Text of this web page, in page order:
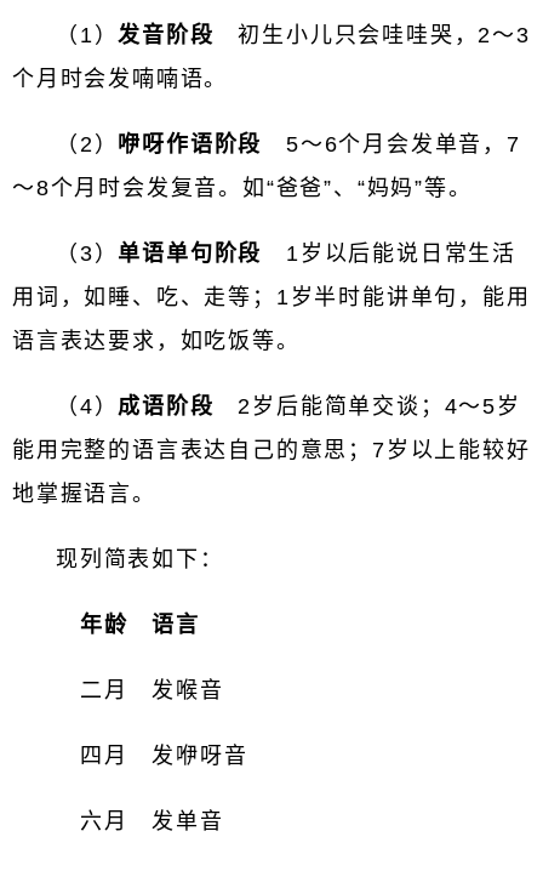
（1）发音阶段 初生小儿只会哇哇哭，2～3
个月时会发喃喃语。
（2） 咿呀作语阶段
5～6个月会发单音，7
～8个月时会发复音。如“爸爸”、“妈妈”等。
（3） 单语单句阶段
1岁以后能说日常生活
用词，如睡、吃、走等；1岁半时能讲单句，能用
语言表达要求，如吃饭等。
（4） 成语阶段 2岁后能简单交谈；4～5岁
能用完整的语言表达自己的意思；7岁以上能较好
地掌握语言。
现列简表如下：
年龄 语言
二月 发喉音
四月 发咿呀音
六月 发单音